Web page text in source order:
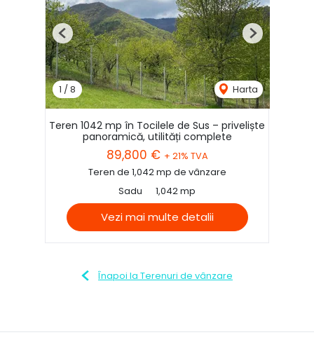
1 /8 Harta
Previous Next
Teren 1042 mp în Tocilele de Sus – priveliște
panoramică, utilități complete
89,800 € + 21% TVA
Teren de 1,042 mp de vânzare
Sadu
1,042 mp
Vezi mai multe detalii
Înapoi la Terenuri de vânzare